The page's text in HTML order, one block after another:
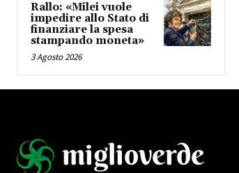
Rallo: «Milei vuole
impedire allo Stato di
finanziare la spesa
stampando moneta»
3 Agosto 2026